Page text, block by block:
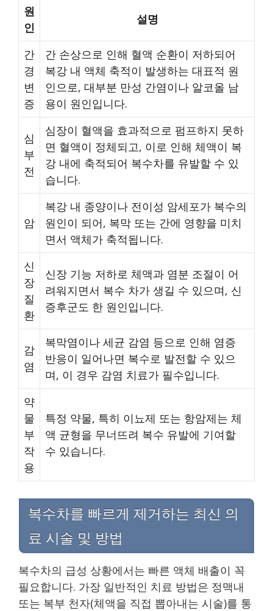
원
인
설명
간
경
변
증
간 손상으로 인해 혈액 순환이 저하되어
복강 내 액체 축적이 발생하는 대표적 원
인으로, 대부분 만성 간염이나 알코올 남
용이 원인입니다.
심
부
전
심장이 혈액을 효과적으로 펌프하지 못하
면 혈액이 정체되고, 이로 인해 체액이 복
강 내에 축적되어 복수차를 유발할 수 있
습니다.
암
복강 내 종양이나 전이성 암세포가 복수의
원인이 되어, 복막 또는 간에 영향을 미치
면서 액체가 축적됩니다.
신
장
질
환
신장 기능 저하로 체액과 염분 조절이 어
려워지면서 복수 차가 생길 수 있으며, 신
증후군도 한 원인입니다.
감
염
복막염이나 세균 감염 등으로 인해 염증
반응이 일어나면 복수로 발전할 수 있으
며, 이 경우 감염 치료가 필수입니다.
약
물
부
작
용
특정 약물, 특히 이뇨제 또는 항암제는 체
액 균형을 무너뜨려 복수 유발에 기여할
수 있습니다.
복수차를 빠르게 제거하는 최신 의
료 시술 및 방법
복수차의 급성 상황에서는 빠른 액체 배출이 꼭
필요합니다. 가장 일반적인 치료 방법은 정맥내
또는 복부 천자(체액을 직접 뽑아내는 시술)를 통